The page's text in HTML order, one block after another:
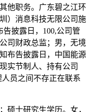
他职务。广东碧之江环
）消息科技无限公司施
披露日，100,公司管
司财政总监；男，无境
布告披露日，中国能源
实节制人、持有公司
员之间不存正在联系
士研究生学历。女，